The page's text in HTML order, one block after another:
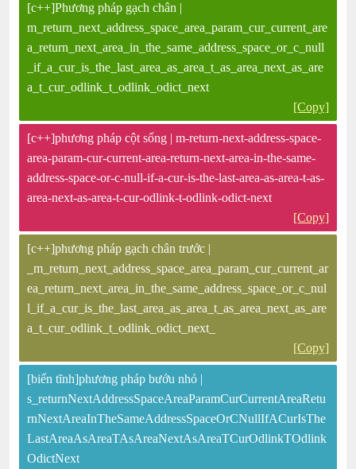
[c++]Phương pháp gạch chân |
m_return_next_address_space_area_param_cur_current_are
a_return_next_area_in_the_same_address_space_or_c_null
_if_a_cur_is_the_last_area_as_area_t_as_area_next_as_are
a_t_cur_odlink_t_odlink_odict_next
[Copy]
[c++]phương pháp cột sống | m-return-next-address-space-
area-param-cur-current-area-return-next-area-in-the-same-
address-space-or-c-null-if-a-cur-is-the-last-area-as-area-t-as-
area-next-as-area-t-cur-odlink-t-odlink-odict-next
[Copy]
[c++]phương pháp gạch chân trước |
_m_return_next_address_space_area_param_cur_current_ar
ea_return_next_area_in_the_same_address_space_or_c_nul
l_if_a_cur_is_the_last_area_as_area_t_as_area_next_as_are
a_t_cur_odlink_t_odlink_odict_next_
[Copy]
[biến tĩnh]phương pháp bướu nhỏ |
s_returnNextAddressSpaceAreaParamCurCurrentAreaRetu
rnNextAreaInTheSameAddressSpaceOrCNullIfACurIsThe
LastAreaAsAreaTAsAreaNextAsAreaTCurOdlinkTOdlink
OdictNext